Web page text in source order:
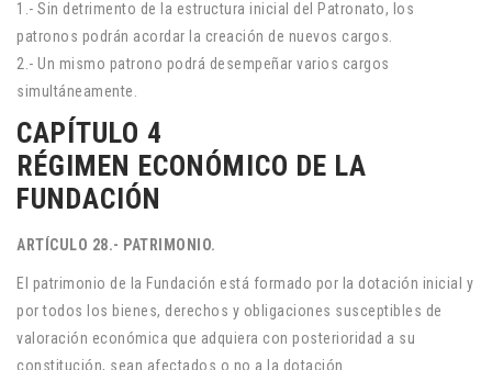
1.- Sin detrimento de la estructura inicial del Patronato, los
patronos podrán acordar la creación de nuevos cargos.
2.- Un mismo patrono podrá desempeñar varios cargos
simultáneamente.
CAPÍTULO 4
RÉGIMEN ECONÓMICO DE LA
FUNDACIÓN
ARTÍCULO 28.- PATRIMONIO.
El patrimonio de la Fundación está formado por la dotación inicial y
por todos los bienes, derechos y obligaciones susceptibles de
valoración económica que adquiera con posterioridad a su
constitución, sean afectados o no a la dotación.